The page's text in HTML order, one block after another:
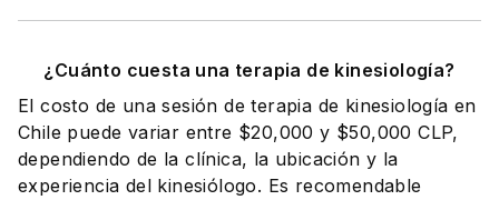
¿Cuánto cuesta una terapia de kinesiología?
El costo de una sesión de terapia de kinesiología en
Chile puede variar entre $20,000 y $50,000 CLP,
dependiendo de la clínica, la ubicación y la
experiencia del kinesiólogo. Es recomendable